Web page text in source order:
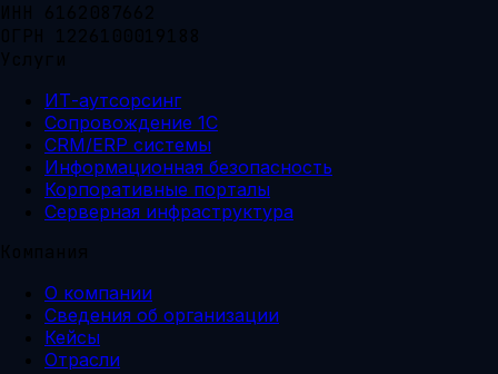
ИНН 6162087662
ОГРН 1226100019188
Услуги
ИТ-аутсорсинг
Сопровождение 1С
CRM/ERP системы
Информационная безопасность
Корпоративные порталы
Серверная инфраструктура
Компания
О компании
Сведения об организации
Кейсы
Отрасли